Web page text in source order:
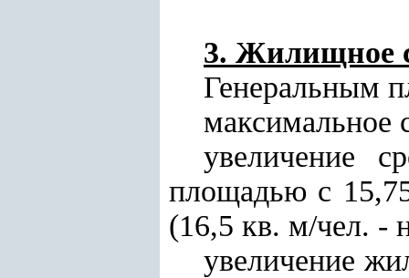
3. Жилищное
Генеральным
максимальное
увеличение
площадью с
(16,5 кв. м/чел. -
увеличение